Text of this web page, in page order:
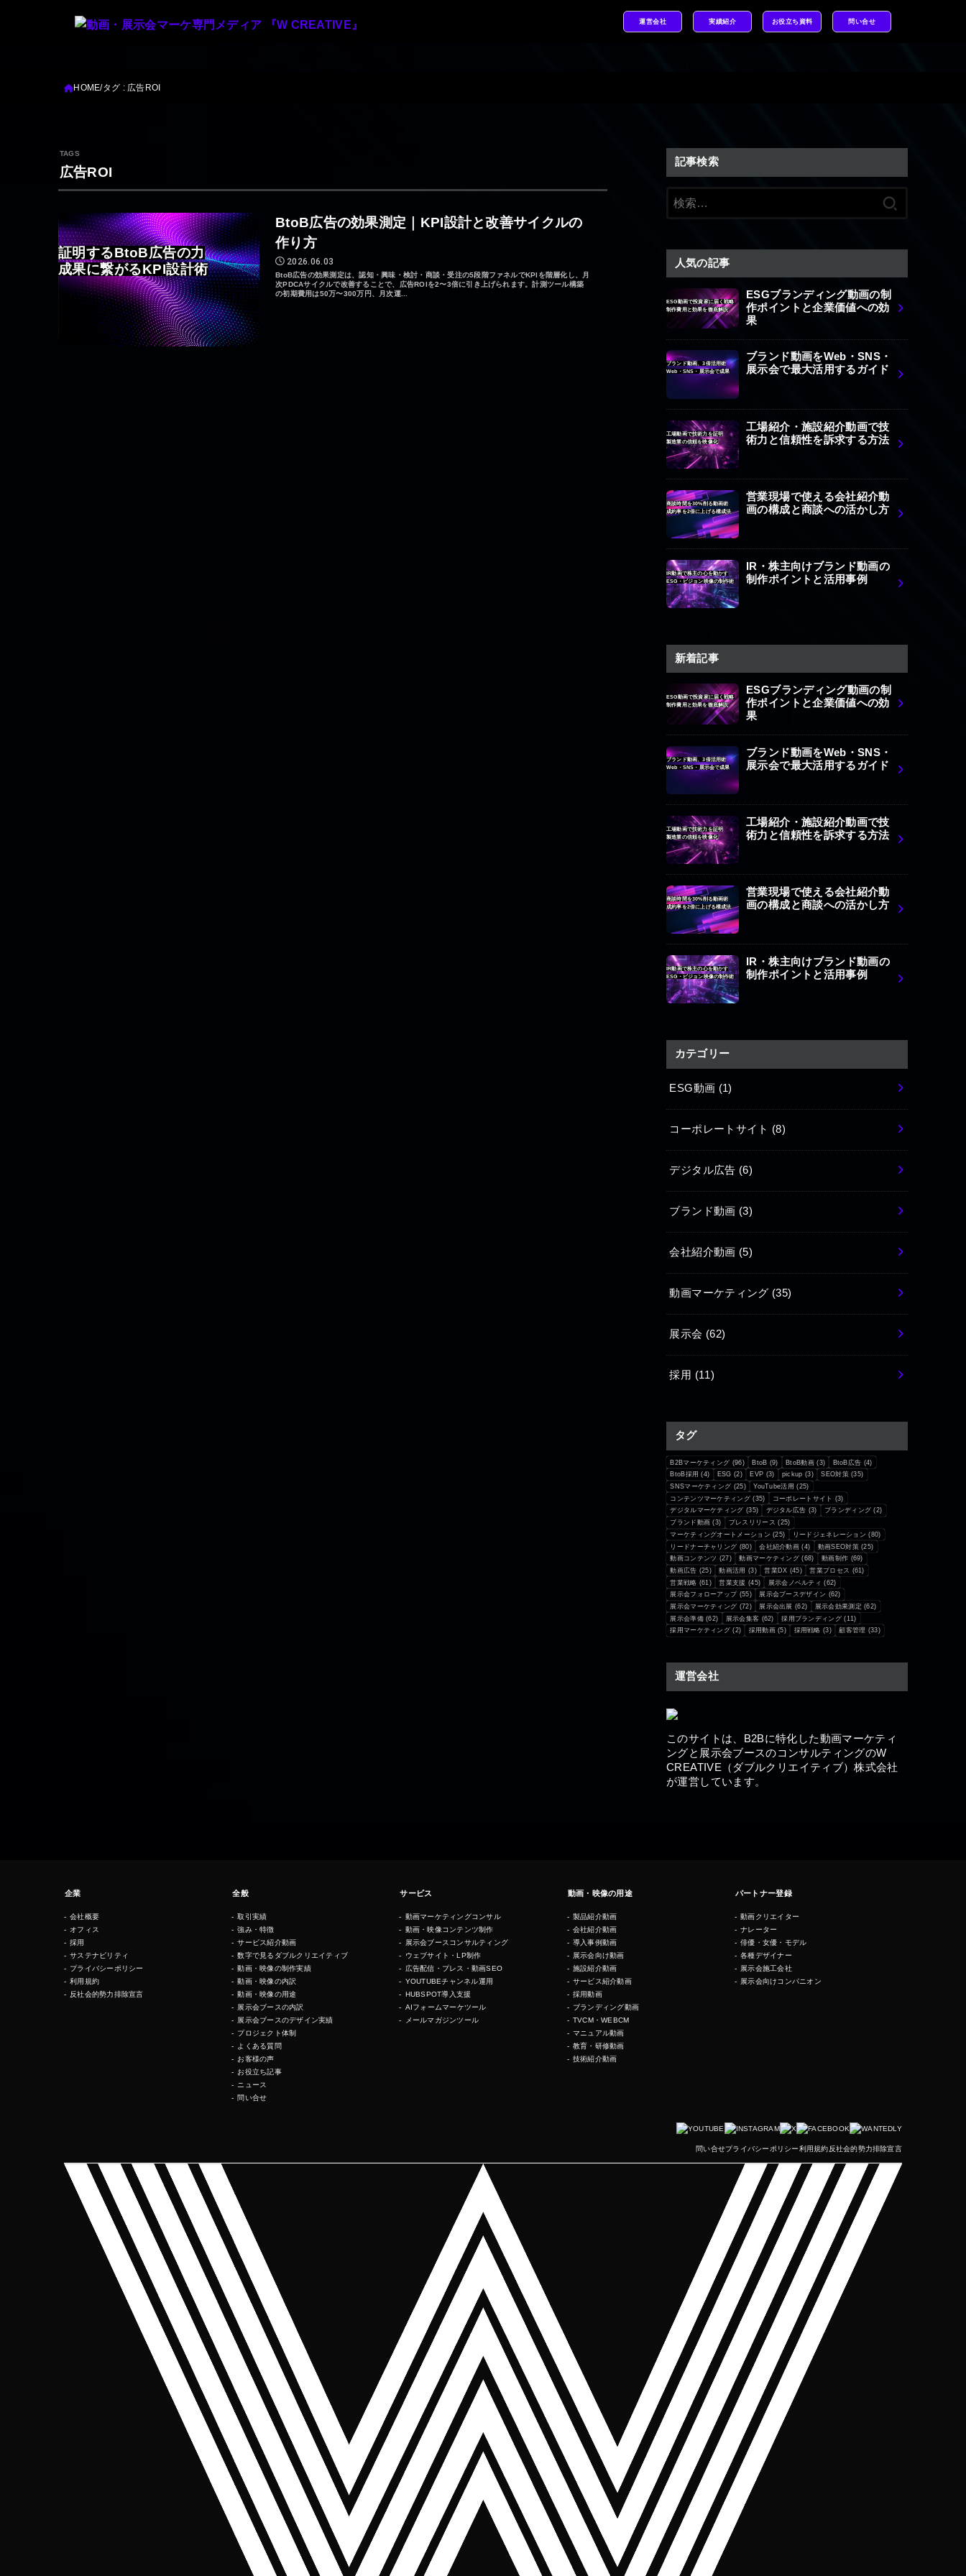
運営会社 実績紹介 お役立ち資料 問い合せ
HOME タグ : 広告ROI
広告ROI
証明するBtoB広告の力
成果に繋がるKPI設計術
BtoB広告の効果測定｜KPI設計と改善サイクルの
作り方
2026.06.03
BtoB広告の効果測定は、認知・興味・検討・商談・受注の5段階ファネルでKPIを階層化し、月
次PDCAサイクルで改善することで、広告ROIを2〜3倍に引き上げられます。計測ツール構築
の初期費用は50万〜300万円、月次運...
記事検索
人気の記事
ESG動画で投資家に届く戦略
制作費用と効果を徹底解説
ESGブランディング動画の制
作ポイントと企業価値への効
果
ブランド動画、3倍活用術
Web・SNS・展示会で成果
ブランド動画をWeb・SNS・
展示会で最大活用するガイド
工場動画で技術力を証明
製造業の信頼を映像化
工場紹介・施設紹介動画で技
術力と信頼性を訴求する方法
商談時間を30%削る動画術
成約率を2倍に上げる構成法
営業現場で使える会社紹介動
画の構成と商談への活かし方
IR動画で株主の心を動かす
ESG・ビジョン映像の制作術
IR・株主向けブランド動画の
制作ポイントと活用事例
新着記事
ESG動画で投資家に届く戦略
制作費用と効果を徹底解説
ESGブランディング動画の制
作ポイントと企業価値への効
果
ブランド動画、3倍活用術
Web・SNS・展示会で成果
ブランド動画をWeb・SNS・
展示会で最大活用するガイド
工場動画で技術力を証明
製造業の信頼を映像化
工場紹介・施設紹介動画で技
術力と信頼性を訴求する方法
商談時間を30%削る動画術
成約率を2倍に上げる構成法
営業現場で使える会社紹介動
画の構成と商談への活かし方
IR動画で株主の心を動かす
ESG・ビジョン映像の制作術
IR・株主向けブランド動画の
制作ポイントと活用事例
カテゴリー
ESG動画 (1)
コーポレートサイト (8)
デジタル広告 (6)
ブランド動画 (3)
会社紹介動画 (5)
動画マーケティング (35)
展示会 (62)
採用 (11)
タグ
B2Bマーケティング (96) BtoB (9) BtoB動画(3) BtoB広告 (4)
BtoB採用 (4) ESG (2) EVP (3) pickup (3) SEO対策(35)
SNSマーケティング (25) YouTube活用 (25)
コンテンツマーケティング(35) コーポレートサイト (3)
デジタルマーケティング (35) デジタル広告 (3) ブランディング (2)
ブランド動画 (3) プレスリリース (25)
マーケティングオートメーション (25) リードジェネレーション (80)
リードナーチャリング (80) 会社紹介動画 (4) 動画SEO対策(25)
動画コンテンツ (27) 動画マーケティング (68) 動画制作 (69)
動画広告 (25) 動画活用 (3) 営業DX (45) 営業プロセス (61)
営業戦略 (61) 営業支援 (45) 展示会ノベルティ (62)
展示会フォローアップ(55) 展示会ブースデザイン (62)
展示会マーケティング (72) 展示会出展 (62) 展示会効果測定 (62)
展示会準備(62) 展示会集客 (62) 採用ブランディング(11)
採用マーケティング (2) 採用動画(5) 採用戦略 (3) 顧客管理 (33)
運営会社
このサイトは、B2Bに特化した動画マーケティ
ングと展示会ブースの​コンサルティングのW
CREATIVE（ダブルクリエイティブ）株式会社
が運営しています。
企業
会社概要
オフィス
採用
サステナビリティ
プライバシーポリシー
利用規約
反社会的勢力排除宣言
全般
取引実績
強み・特徴
サービス紹介動画
数字で見るダブルクリエイティブ
動画・映像の制作実績
動画・映像の内訳
動画・映像の用途
展示会ブースの内訳
展示会ブースのデザイン実績
プロジェクト体制
よくある質問
お客様の声
お役立ち記事
ニュース
問い合せ
サービス
動画マーケティングコンサル
動画・映像コンテンツ制作
展示会ブースコンサルティング
ウェブサイト・LP制作
広告配信・プレス・動画SEO
YOUTUBEチャンネル運用
HUBSPOT導入支援
AIフォームマーケツール
メールマガジンツール
動画・映像の用途
製品紹介動画
会社紹介動画
導入事例動画
展示会向け動画
施設紹介動画
サービス紹介動画
採用動画
ブランディング動画
TVCM・WEBCM
マニュアル動画
教育・研修動画
技術紹介動画
パートナー登録
動画クリエイター
ナレーター
俳優・女優・モデル
各種デザイナー
展示会施工会社
展示会向けコンパニオン
問い合せプライバシーポリシー利用規約反社会的勢力排除宣言